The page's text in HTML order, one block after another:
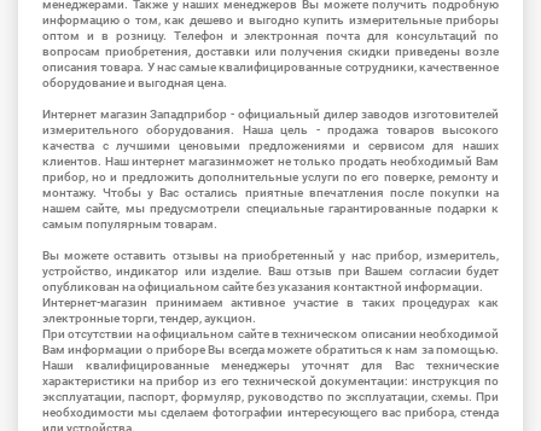
менеджерами. Также у наших менеджеров Вы можете получить подробную
информацию о том, как дешево и выгодно купить измерительные приборы
оптом и в розницу. Телефон и электронная почта для консультаций по
вопросам приобретения, доставки или получения скидки приведены возле
описания товара. У нас самые квалифицированные сотрудники, качественное
оборудование и выгодная цена.
Интернет магазин Западприбор - официальный дилер заводов изготовителей
измерительного оборудования. Наша цель - продажа товаров высокого
качества с лучшими ценовыми предложениями и сервисом для наших
клиентов. Наш интернет магазинможет не только продать необходимый Вам
прибор, но и предложить дополнительные услуги по его поверке, ремонту и
монтажу. Чтобы у Вас остались приятные впечатления после покупки на
нашем сайте, мы предусмотрели специальные гарантированные подарки к
самым популярным товарам.
Вы можете оставить отзывы на приобретенный у нас прибор, измеритель,
устройство, индикатор или изделие. Ваш отзыв при Вашем согласии будет
опубликован на официальном сайте без указания контактной информации.
Интернет-магазин принимаем активное участие в таких процедурах как
электронные торги, тендер, аукцион.
При отсутствии на официальном сайте в техническом описании необходимой
Вам информации о приборе Вы всегда можете обратиться к нам за помощью.
Наши квалифицированные менеджеры уточнят для Вас технические
характеристики на прибор из его технической документации: инструкция по
эксплуатации, паспорт, формуляр, руководство по эксплуатации, схемы. При
необходимости мы сделаем фотографии интересующего вас прибора, стенда